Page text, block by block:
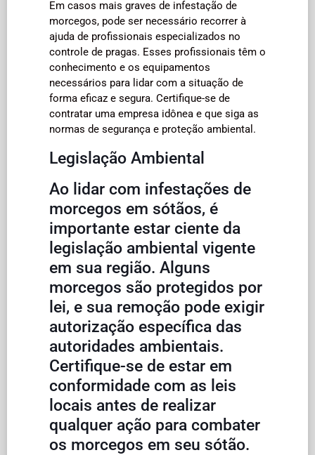
Em casos mais graves de infestação de
morcegos, pode ser necessário recorrer à
ajuda de profissionais especializados no
controle de pragas. Esses profissionais têm o
conhecimento e os equipamentos
necessários para lidar com a situação de
forma eficaz e segura. Certifique-se de
contratar uma empresa idônea e que siga as
normas de segurança e proteção ambiental.
Legislação Ambiental
Ao lidar com infestações de
morcegos em sótãos, é
importante estar ciente da
legislação ambiental vigente
em sua região. Alguns
morcegos são protegidos por
lei, e sua remoção pode exigir
autorização específica das
autoridades ambientais.
Certifique-se de estar em
conformidade com as leis
locais antes de realizar
qualquer ação para combater
os morcegos em seu sótão.